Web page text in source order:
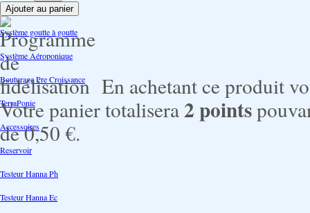
Ultraponie
Système goutte à goutte
Système Aéroponique
Bouturage Pre Croissance
TerraPonie
Accessoires
Reservoir
Testeur Hanna Ph
Testeur Hanna Ec
En achetant ce produit
Votre panier totalisera2points
de0,50 €.